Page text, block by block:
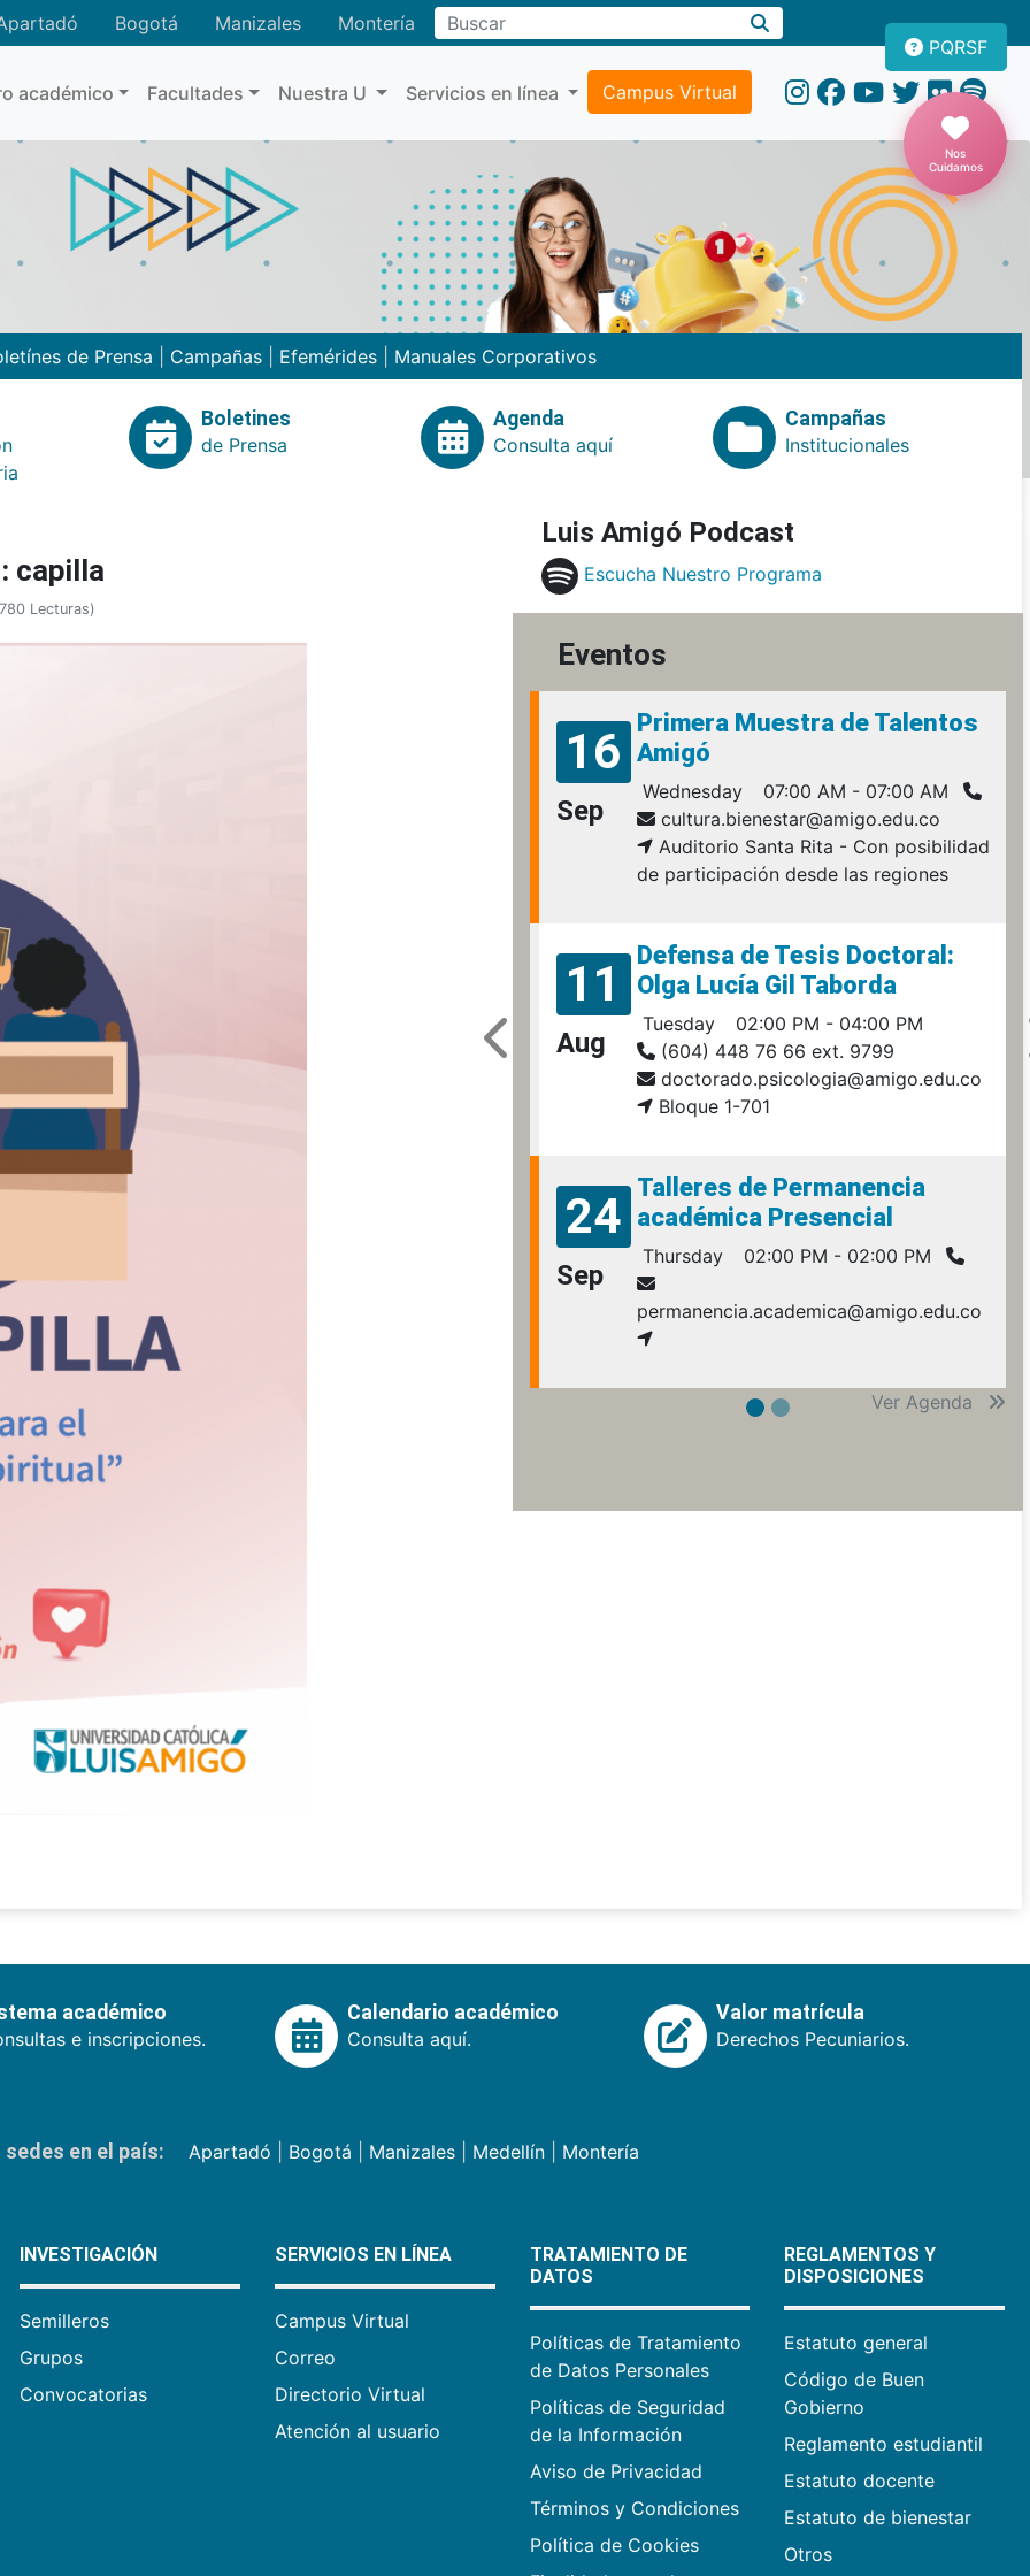
Bogotá Manizales MonteríaBuscar
académico Facultades Nuestra U Servicios en línea Campus Virtual
PQRSF
Nos
Cuidamos
de Prensa Campañas Efemérides Manuales Corporativos
Boletines
de Prensa
Agenda
Consulta aquí
Campañas
Institucionales
capilla
780 Lecturas)
Luis Amigó Podcast
Escucha Nuestro Programa
Eventos
16
Sep
Primera Muestra de Talentos
Amigó
Wednesday
07:00 AM - 07:00 AM
cultura.bienestar@amigo.edu.co
Auditorio Santa Rita - Con posibilidad
de participación desde las regiones
11
Aug
Defensa de Tesis Doctoral:
Olga Lucía Gil Taborda
Tuesday
02:00 PM - 04:00 PM
(604) 448 76 66 ext. 9799
doctorado.psicologia@amigo.edu.co
Bloque 1-701
24
Sep
Talleres de Permanencia
académica Presencial
Thursday 02:00 PM - 02:00 PM
permanencia.academica@amigo.edu.co
Ver Agenda
académico
e inscripciones.
Calendario académico
Consulta aquí.
Valor matrícula
Derechos Pecuniarios.
en el país: Apartadó Bogotá Manizales| Medellín| Montería
INVESTIGACIÓN
Semilleros
Grupos
Convocatorias
SERVICIOS EN LÍNEA
Campus Virtual
Correo
Directorio Virtual
Atención al usuario
TRATAMIENTO DE
DATOS
Políticas de Tratamiento
de Datos Personales
Políticas de Seguridad
de la Información
Aviso de Privacidad
Términos y Condiciones
Política de Cookies
REGLAMENTOS Y
DISPOSICIONES
Estatuto general
Código de Buen
Gobierno
Reglamento estudiantil
Estatuto docente
Estatuto de bienestar
Otros